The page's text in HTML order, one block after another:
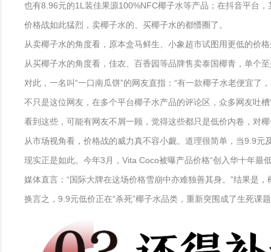
也有8.96元的1L装佳果源100%NFC椰子水等产品；在抖音平台
价格战如此猛烈，卖椰子水的、买椰子水的都懵圈了。
从卖椰子水的角度看，原本盒马鲜生、小象超市试图用更低的价
从买椰子水的角度看，佳农、百香园等品牌售卖泰国椰青，单个
对此，一名叫“一口南瓜饼”的网友直指：“有一款椰子水老便宜
不只是这位网友，在多个平台椰子水产品的评论区，众多网友吐
看到这些，可能有网友不屑一顾，觉得这些都只是低价内卷，对
从市场视角看，价格战的威力真不容小觑。道理很简单，当9.9
现实正是如此。今年3月，Vita Coco被曝产品价格“创入华十年
媒体直言：“国际大牌在这场价格雪崩中亦难独善其身。”结果是
换言之，9.9元低价正在“杀死”椰子水品类，重新突围成了生死课